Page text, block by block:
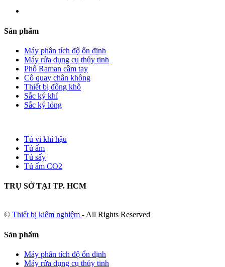
Sản phẩm
Máy phân tích độ ổn định
Máy rửa dụng cụ thủy tinh
Phổ Raman cầm tay
Cô quay chân không
Thiết bị đông khô
Sắc ký khí
Sắc ký lỏng
Tủ vi khí hậu
Tủ ấm
Tủ sấy
Tủ ấm CO2
TRỤ SỞ TẠI TP. HCM
© Thiết bị kiểm nghiệm - All Rights Reserved
Sản phẩm
Máy phân tích độ ổn định
Máy rửa dụng cụ thủy tinh